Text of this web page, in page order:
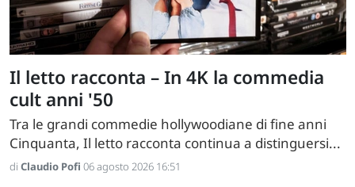
Il letto racconta – In 4K la commedia
cult anni '50
Tra le grandi commedie hollywoodiane di fine anni
Cinquanta, Il letto racconta continua a distinguersi...
di Claudio Pofi 06 agosto 2026 16:51